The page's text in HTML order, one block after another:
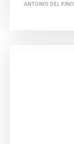
ANTONIO DEL PINO